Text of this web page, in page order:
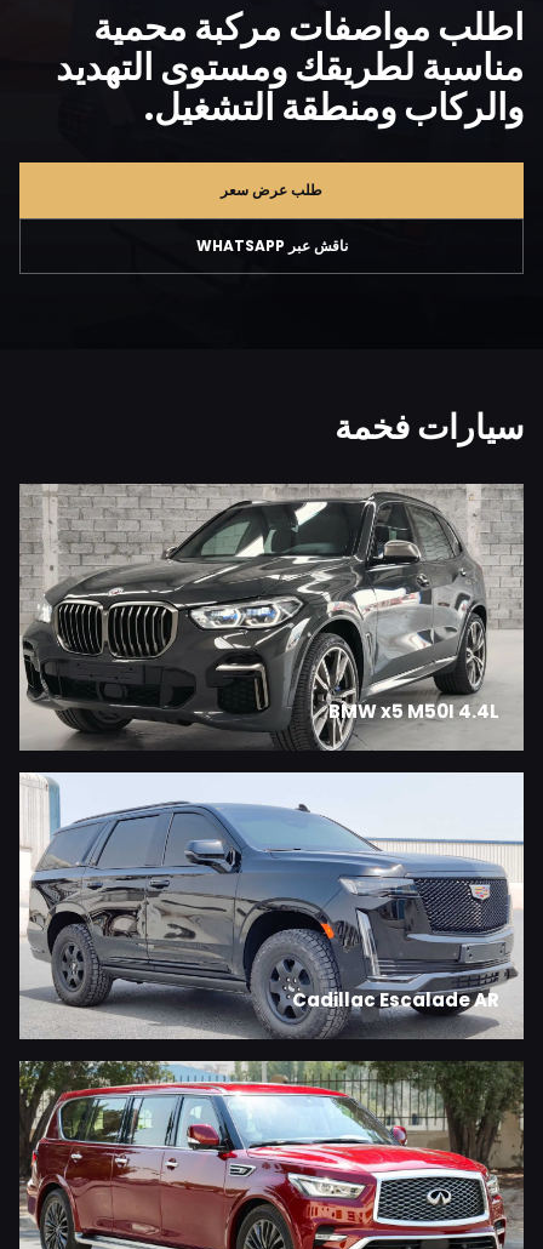
اطلب مواصفات مركبة محمية
مناسبة لطريقك ومستوى التهديد
والركاب ومنطقة التشغيل.
طلب عرض سعر
ناقش عبر WHATSAPP
سيارات فخمة
BMW x5 M50I 4.4L
Cadillac Escalade AR